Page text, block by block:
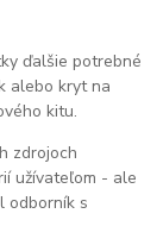
ďalšie potrebné
alebo kryt na
kitu.
zdrojoch
užívateľom - ale
odborník s